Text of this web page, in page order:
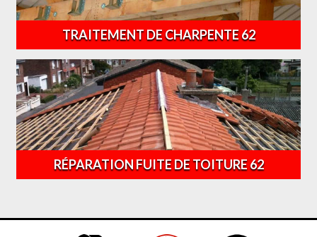
TRAITEMENT DE CHARPENTE 62
RÉPARATION FUITE DE TOITURE 62